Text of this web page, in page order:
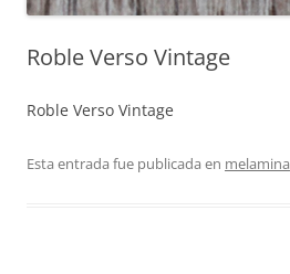
Roble Verso Vintage
Roble Verso Vintage
Esta entrada fue publicada en melamina